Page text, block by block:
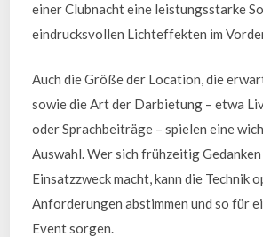
einer Clubnacht eine leistungsstarke
eindrucksvollen Lichteffekten im
Auch die Größe der Location, die
sowie die Art der Darbietung – etwa
oder Sprachbeiträge – spielen eine
Auswahl. Wer sich frühzeitig Gedanken
Einsatzzweck macht, kann die Technik
Anforderungen abstimmen und so für
Event sorgen.